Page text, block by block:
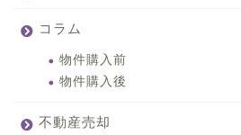
コラム
物件購入前
物件購入後
不動産売却